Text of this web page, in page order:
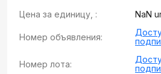
Цена за единицу, : NaN
Номер объявления:
Номер лота: